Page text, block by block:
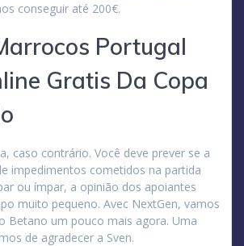
conseguir até 200€.
Portugal
Gratis Da Copa
caso contrário. Você deve prever se a
impedimentos cometidos na partida
ou ímpar, a opinião dos apoiantes
muito pequeno. Avec NextGen, vamos
Betano um pouco mais agora. Uma
de agradecer a Sven.